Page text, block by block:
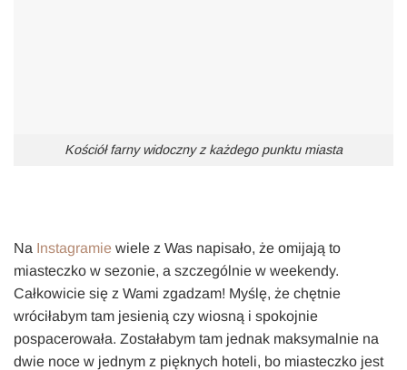
Kościół farny widoczny z każdego punktu miasta
Na Instagramie wiele z Was napisało, że omijają to
miasteczko w sezonie, a szczególnie w weekendy.
Całkowicie się z Wami zgadzam! Myślę, że chętnie
wróciłabym tam jesienią czy wiosną i spokojnie
pospacerowała. Zostałabym tam jednak maksymalnie na
dwie noce w jednym z pięknych hoteli, bo miasteczko jest